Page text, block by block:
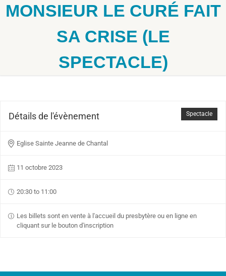
MONSIEUR LE CURÉ FAIT
SA CRISE (LE
SPECTACLE)
Spectacle
Détails de l'évènement
Eglise Sainte Jeanne de Chantal
11 octobre 2023
20:30 to 11:00
Les billets sont en vente à l'accueil du presbytère ou en ligne en
cliquant sur le bouton d'inscription